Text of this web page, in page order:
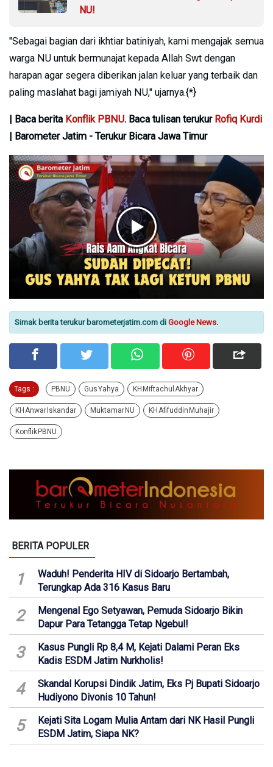
NU!
"Sebagai bagian dari ikhtiar batiniyah, kami mengajak semua
warga NU untuk bermunajat kepada Allah Swt dengan
harapan agar segera diberikan jalan keluar yang terbaik dan
paling maslahat bagi jamiyah NU," ujarnya.{*}
| Baca berita Konflik PBNU. Baca tulisan terukur Rofiq Kurdi
| Barometer Jatim - Terukur Bicara Jawa Timur
Simak berita terukur barometerjatim.com di Google News.
Tags : PBNU Gus Yahya KH Miftachul Akhyar
KH Anwar Iskandar Muktamar NU KH Afifuddin Muhajir
Konflik PBNU
BERITA POPULER
1
Waduh! Penderita HIV di Sidoarjo Bertambah,
Terungkap Ada 316 Kasus Baru
2
Mengenal Ego Setyawan, Pemuda Sidoarjo Bikin
Dapur Para Tetangga Tetap Ngebul!
3
Kasus Pungli Rp 8,4 M, Kejati Dalami Peran Eks
Kadis ESDM Jatim Nurkholis!
4
Skandal Korupsi Dindik Jatim, Eks Pj Bupati Sidoarjo
Hudiyono Divonis 10 Tahun!
5
Kejati Sita Logam Mulia Antam dari NK Hasil Pungli
ESDM Jatim, Siapa NK?